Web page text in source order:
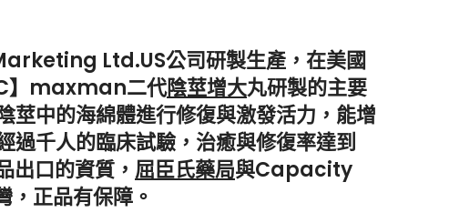
Ltd.US公司研製生產，在美國
】maxman二代陰莖增大丸研製的主要
莖中的海綿體進行修復與激發活力，能增
過千人的臨床試驗，治癒與修復率達到
出口的資質， 屈臣氏藥局與Capacity
正品有保障。